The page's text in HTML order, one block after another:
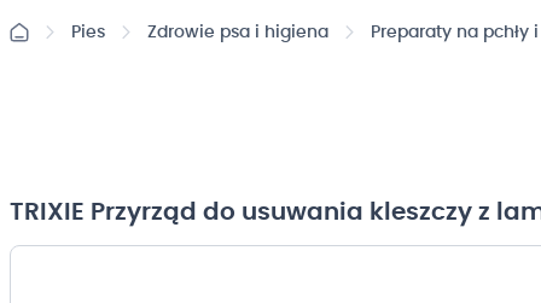
Pies Zdrowie psa i higiena Preparaty na pchły
TRIXIE Przyrząd do usuwania kleszczy z
Przejdź